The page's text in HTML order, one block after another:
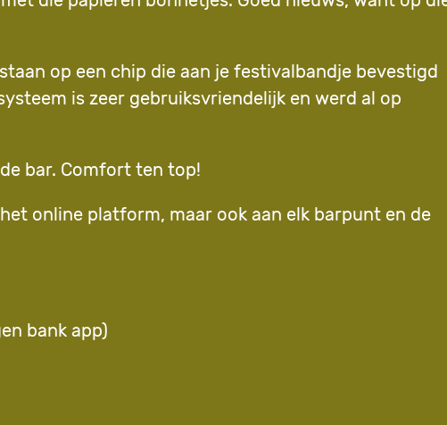
op een chip die aan je festivalbandje bevestigd
is zeer gebruiksvriendelijk en werd al op
bar. Comfort ten top!
online platform, maar ook aan elk barpunt en de
bank app)